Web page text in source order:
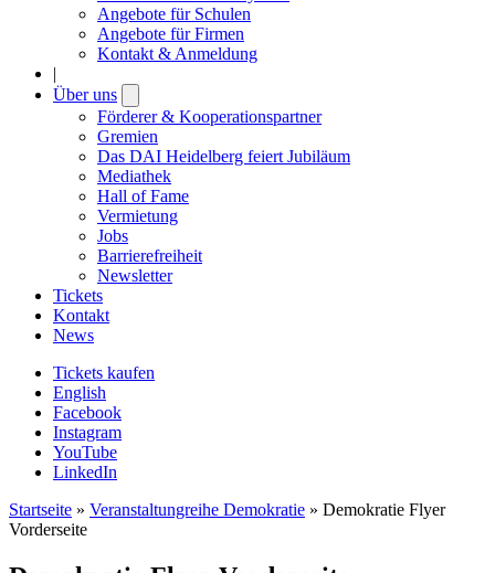
Angebote für Schulen
Angebote für Firmen
Kontakt & Anmeldung
|
Über uns
submenu
Förderer & Kooperationspartner
Gremien
Das DAI Heidelberg feiert Jubiläum
Mediathek
Hall of Fame
Vermietung
Jobs
Barrierefreiheit
Newsletter
Tickets
Kontakt
News
Tickets kaufen
English
Facebook
Instagram
YouTube
LinkedIn
Startseite » Veranstaltungreihe Demokratie » Demokratie Flyer
Vorderseite